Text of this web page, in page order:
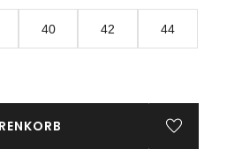
40 42 44